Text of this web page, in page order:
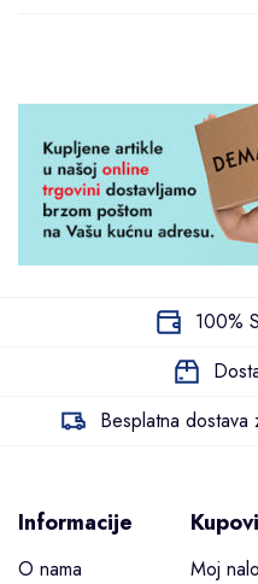
100%
Besplatna
Informacije
O nama
Moj